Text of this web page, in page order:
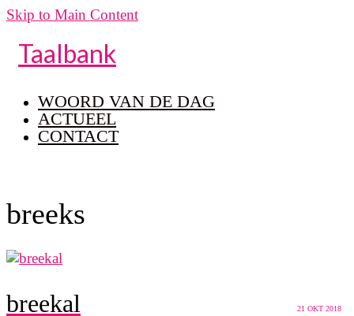
Skip to Main Content
Taalbank
WOORD VAN DE DAG
ACTUEEL
CONTACT
breeks
21 OKT 2018
breekal